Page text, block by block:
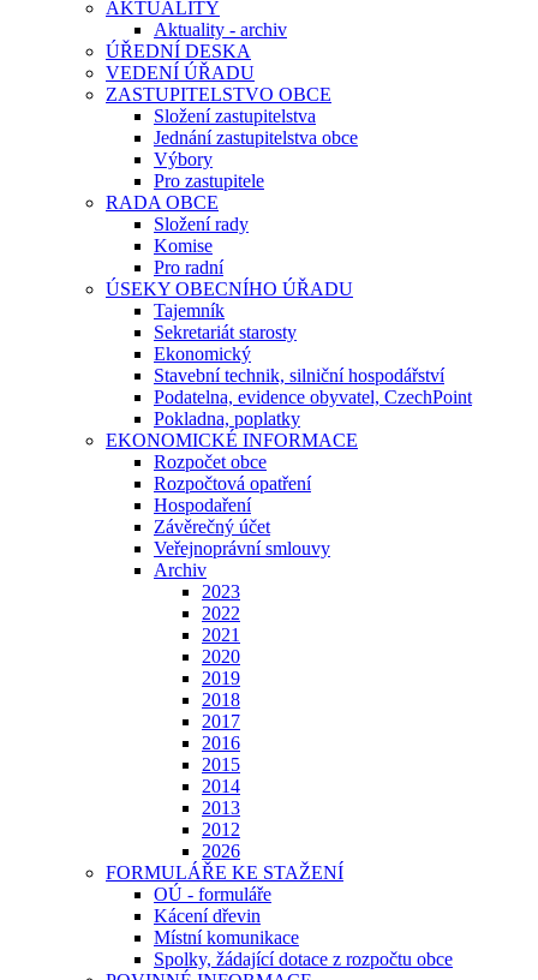
AKTUALITY
Aktuality - archiv
ÚŘEDNÍ DESKA
VEDENÍ ÚŘADU
ZASTUPITELSTVO OBCE
Složení zastupitelstva
Jednání zastupitelstva obce
Výbory
Pro zastupitele
RADA OBCE
Složení rady
Komise
Pro radní
ÚSEKY OBECNÍHO ÚŘADU
Tajemník
Sekretariát starosty
Ekonomický
Stavební technik, silniční hospodářství
Podatelna, evidence obyvatel, CzechPoint
Pokladna, poplatky
EKONOMICKÉ INFORMACE
Rozpočet obce
Rozpočtová opatření
Hospodaření
Závěrečný účet
Veřejnoprávní smlouvy
Archiv
2023
2022
2021
2020
2019
2018
2017
2016
2015
2014
2013
2012
2026
FORMULÁŘE KE STAŽENÍ
OÚ - formuláře
Kácení dřevin
Místní komunikace
Spolky, žádající dotace z rozpočtu obce